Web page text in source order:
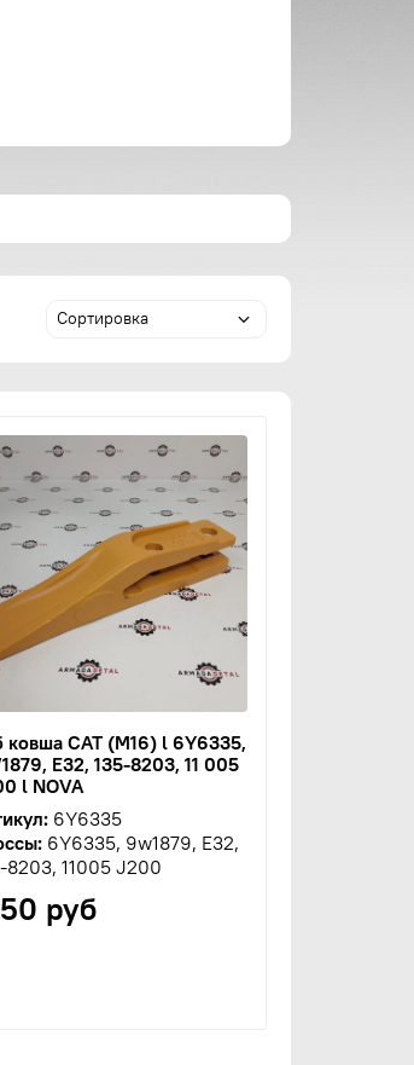
ковша CAT (M16) l 6Y6335,
E32, 135-8203, 11 005
l NOVA
6Y6335
6Y6335, 9w1879, E32,
8203, 11005 J200
руб